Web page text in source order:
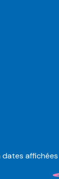
affichées